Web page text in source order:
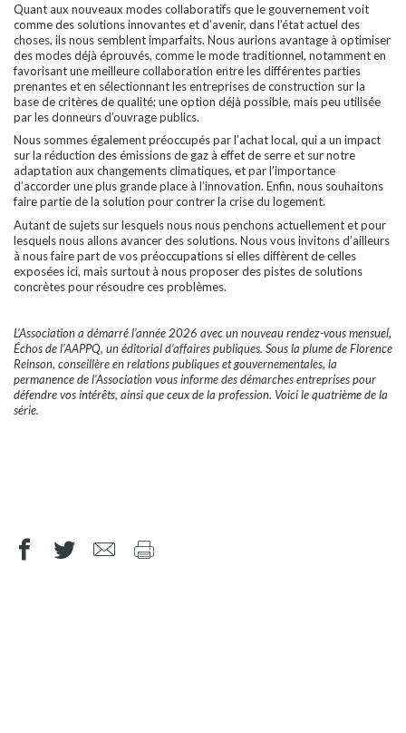
Quant aux nouveaux modes collaboratifs que le gouvernement voit
comme des solutions innovantes et d’avenir, dans l’état actuel des
choses, ils nous semblent imparfaits. Nous aurions avantage à optimiser
des modes déjà éprouvés, comme le mode traditionnel, notamment en
favorisant une meilleure collaboration entre les différentes parties
prenantes et en sélectionnant les entreprises de construction sur la
base de critères de qualité; une option déjà possible, mais peu utilisée
par les donneurs d’ouvrage publics.
Nous sommes également préoccupés par l’achat local, qui a un impact
sur la réduction des émissions de gaz à effet de serre et sur notre
adaptation aux changements climatiques, et par l’importance
d’accorder une plus grande place à l’innovation. Enfin, nous souhaitons
faire partie de la solution pour contrer la crise du logement.
Autant de sujets sur lesquels nous nous penchons actuellement et pour
lesquels nous allons avancer des solutions. Nous vous invitons d’ailleurs
à nous faire part de vos préoccupations si elles diffèrent de celles
exposées ici, mais surtout à nous proposer des pistes de solutions
concrètes pour résoudre ces problèmes.
L’Association a démarré l’année 2026 avec un nouveau rendez-vous mensuel,
Échos de l’AAPPQ, un éditorial d’affaires publiques. Sous la plume de Florence
Reinson, conseillère en relations publiques et gouvernementales, la
permanence de l’Association vous informe des démarches entreprises pour
défendre vos intérêts, ainsi que ceux de la profession. Voici le quatrième de la
série.